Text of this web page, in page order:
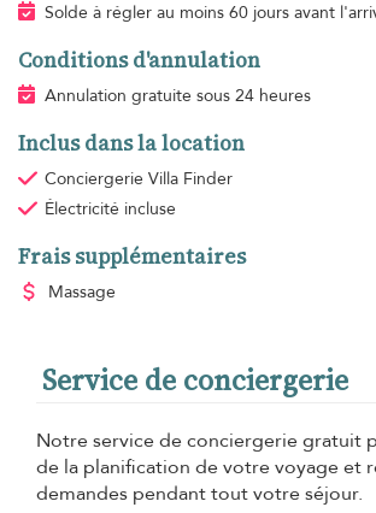
Solde à régler au moins 60 jours avant
Conditions d'annulation
Annulation gratuite sous 24 heures
Inclus dans la location
Conciergerie Villa Finder
Électricité incluse
Frais supplémentaires
Massage
Service de conciergerie
Notre service de conciergerie gratuit
de la planification de votre voyage et
demandes pendant tout votre séjour.